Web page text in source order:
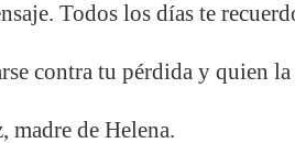
Todos los días te
contra tu pérdida y quien
madre de Helena.